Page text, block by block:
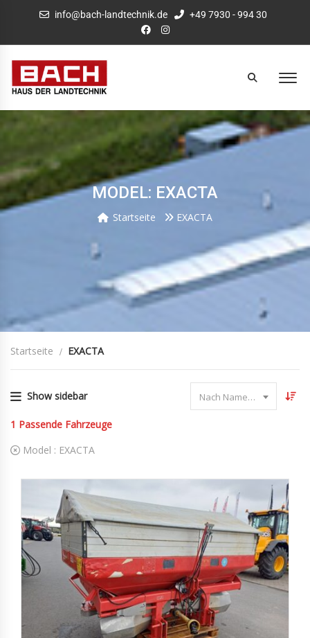
info@bach-landtechnik.de +49 7930 - 994 30
MODEL: EXACTA
Startseite EXACTA
Startseite EXACTA
Show sidebar Nach Name sortieren
1 Passende Fahrzeuge
Model : EXACTA